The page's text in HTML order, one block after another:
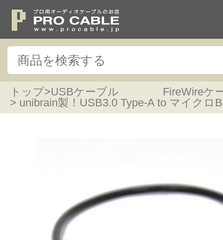
トップ>USBケーブル FireWireケ
> unibrain製！USB3.0 Type-A to マイクロ